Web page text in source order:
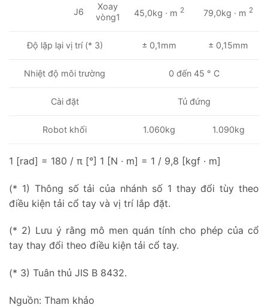
J6
Xoay
vòng1
45,0kg · m 2 79,0kg · m 2
Độ lặp lại vị trí (* 3) ± 0,1mm ± 0,15mm
Nhiệt độ môi trường 0 đến 45 ° C
Cài đặt Tủ đứng
Robot khối 1.060kg 1.090kg
1 [rad] = 180 / π [°] 1 [N · m] = 1 / 9,8 [kgf · m]
(* 1) Thông số tải của nhánh số 1 thay đổi tùy theo
điều kiện tải cổ tay và vị trí lắp đặt.
(* 2) Lưu ý rằng mô men quán tính cho phép của cổ
tay thay đổi theo điều kiện tải cổ tay.
(* 3) Tuân thủ JIS B 8432.
Nguồn: Tham khảo